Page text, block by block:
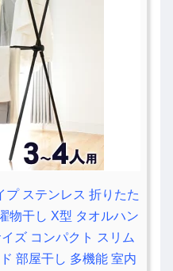
プ ステンレス 折りたた
物干し X型 タオルハン
ズ コンパクト スリム
部屋干し 多機能 室内